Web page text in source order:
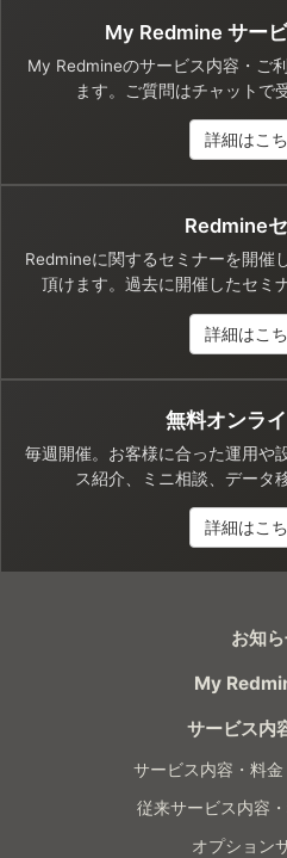
My Redmine サー
My Redmineのサービス内容・ご
ます。ご質問はチャットで
詳細はこ
Redmine
Redmineに関するセミナーを開催
頂けます。過去に開催したセミ
詳細はこ
無料オンラ
毎週開催。お客様に合った運用や
ス紹介、ミニ相談、データ
詳細はこ
お知
My
サービス内
サービス内容・料金
従来サービス内容・
オプション